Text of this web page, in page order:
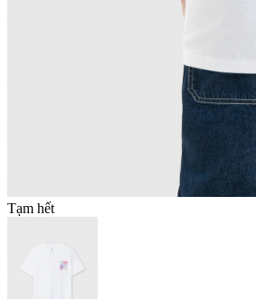
Tạm hết